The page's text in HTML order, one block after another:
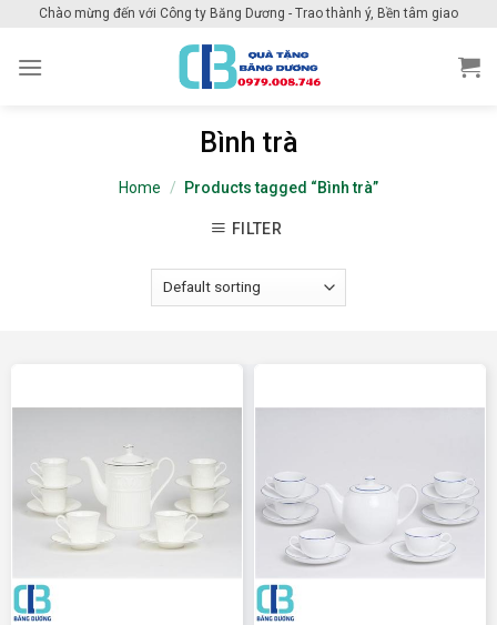
content
Chào mừng đến với Công ty Băng Dương - Trao thành ý, Bền tâm giao
Bình trà
Home / Products tagged “Bình trà”
FILTER